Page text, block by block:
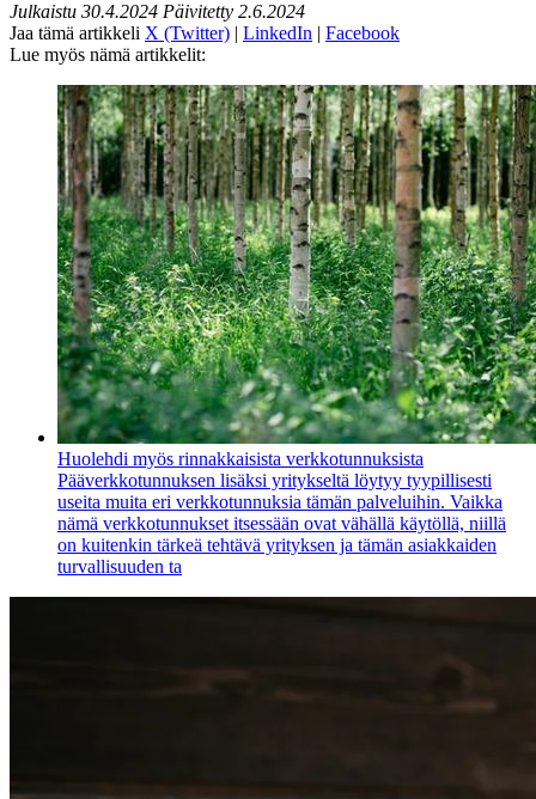
Julkaistu 30.4.2024 Päivitetty 2.6.2024
Jaa tämä artikkeli X (Twitter) | LinkedIn | Facebook
Lue myös nämä artikkelit:
Huolehdi myös rinnakkaisista verkkotunnuksista
Pääverkkotunnuksen lisäksi yritykseltä löytyy tyypillisesti
useita muita eri verkkotunnuksia tämän palveluihin. Vaikka
nämä verkkotunnukset itsessään ovat vähällä käytöllä, niillä
on kuitenkin tärkeä tehtävä yrityksen ja tämän asiakkaiden
turvallisuuden ta